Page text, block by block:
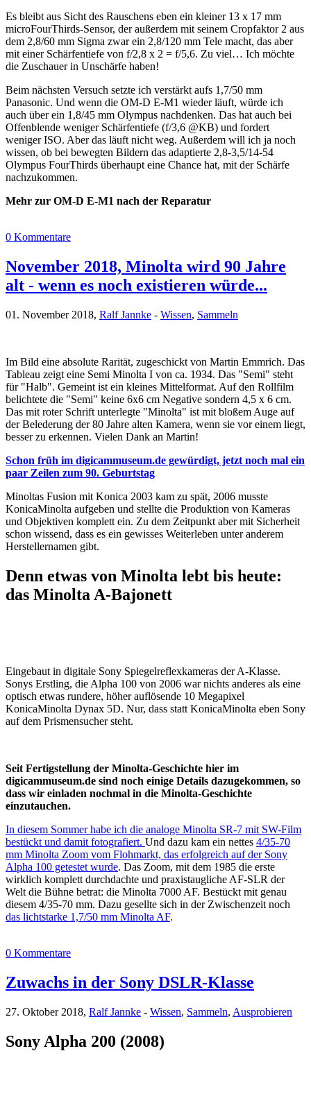
Es bleibt aus Sicht des Rauschens eben ein kleiner 13 x 17 mm
microFourThirds-Sensor, der außerdem mit seinem Cropfaktor 2 aus
dem 2,8/60 mm Sigma zwar ein 2,8/120 mm Tele macht, das aber
mit einer Schärfentiefe von f/2,8 x 2 = f/5,6. Zu viel… Ich möchte
die Zuschauer in Unschärfe haben!
Beim nächsten Versuch setzte ich verstärkt aufs 1,7/50 mm
Panasonic. Und wenn die OM-D E-M1 wieder läuft, würde ich
auch über ein 1,8/45 mm Olympus nachdenken. Das hat auch bei
Offenblende weniger Schärfentiefe (f/3,6 @KB) und fordert
weniger ISO. Aber das läuft nicht weg. Außerdem will ich ja noch
wissen, ob bei bewegten Bildern das adaptierte 2,8-3,5/14-54
Olympus FourThirds überhaupt eine Chance hat, mit der Schärfe
nachzukommen.
Mehr zur OM-D E-M1 nach der Reparatur
0 Kommentare
November 2018, Minolta wird 90 Jahre
alt - wenn es noch existieren würde...
01. November 2018, Ralf Jannke - Wissen, Sammeln
Im Bild eine absolute Rarität, zugeschickt von Martin Emmrich. Das
Tableau zeigt eine Semi Minolta I von ca. 1934. Das "Semi" steht
für "Halb". Gemeint ist ein kleines Mittelformat. Auf den Rollfilm
belichtete die "Semi" keine 6x6 cm Negative sondern 4,5 x 6 cm.
Das mit roter Schrift unterlegte "Minolta" ist mit bloßem Auge auf
der Belederung der 80 Jahre alten Kamera, wenn sie vor einem liegt,
besser zu erkennen. Vielen Dank an Martin!
Schon früh im digicammuseum.de gewürdigt, jetzt noch mal ein
paar Zeilen zum 90. Geburtstag
Minoltas Fusion mit Konica 2003 kam zu spät, 2006 musste
KonicaMinolta aufgeben und stellte die Produktion von Kameras
und Objektiven komplett ein. Zu dem Zeitpunkt aber mit Sicherheit
schon wissend, dass es ein gewisses Weiterleben unter anderem
Herstellernamen gibt.
Denn etwas von Minolta lebt bis heute:
das Minolta A-Bajonett
Eingebaut in digitale Sony Spiegelreflexkameras der A-Klasse.
Sonys Erstling, die Alpha 100 von 2006 war nichts anderes als eine
optisch etwas rundere, höher auflösende 10 Megapixel
KonicaMinolta Dynax 5D. Nur, dass statt KonicaMinolta eben Sony
auf dem Prismensucher steht.
Seit Fertigstellung der Minolta-Geschichte hier im
digicammuseum.de sind noch einige Details dazugekommen, so
dass wir einladen nochmal in die Minolta-Geschichte
einzutauchen.
In diesem Sommer habe ich die analoge Minolta SR-7 mit SW-Film
bestückt und damit fotografiert. Und dazu kam ein nettes 4/35-70
mm Minolta Zoom vom Flohmarkt, das erfolgreich auf der Sony
Alpha 100 getestet wurde. Das Zoom, mit dem 1985 die erste
wirklich komplett durchdachte und praxistaugliche AF-SLR der
Welt die Bühne betrat: die Minolta 7000 AF. Bestückt mit genau
diesem 4/35-70 mm. Dazu gesellte sich in der Zwischenzeit noch
das lichtstarke 1,7/50 mm Minolta AF.
0 Kommentare
Zuwachs in der Sony DSLR-Klasse
27. Oktober 2018, Ralf Jannke - Wissen, Sammeln, Ausprobieren
Sony Alpha 200 (2008)